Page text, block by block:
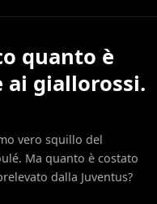
quanto è
ai giallorossi.
vero squillo del
Ma quanto è costato
dalla Juventus?